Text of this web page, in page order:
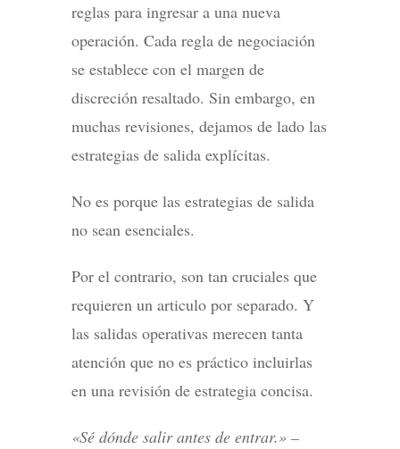
reglas para ingresar a una nueva
operación. Cada regla de negociación
se establece con el margen de
discreción resaltado. Sin embargo, en
muchas revisiones, dejamos de lado las
estrategias de salida explícitas.
No es porque las estrategias de salida
no sean esenciales.
Por el contrario, son tan cruciales que
requieren un articulo por separado. Y
las salidas operativas merecen tanta
atención que no es práctico incluirlas
en una revisión de estrategia concisa.
«Sé dónde salir antes de entrar.» –